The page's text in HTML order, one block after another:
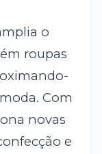
o
roupas
Com
novas
e